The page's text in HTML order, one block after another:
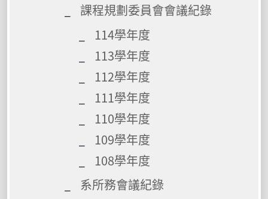
課程規劃委員會會議紀錄
114學年度
113學年度
112學年度
111學年度
110學年度
109學年度
108學年度
系所務會議紀錄